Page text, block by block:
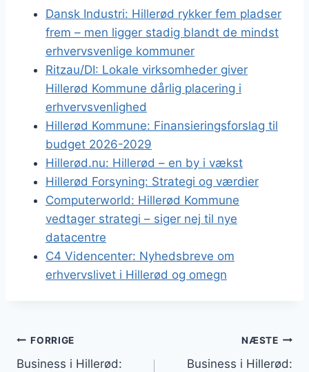
Dansk Industri: Hillerød rykker fem pladser
frem – men ligger stadig blandt de mindst
erhvervsvenlige kommuner
Ritzau/DI: Lokale virksomheder giver
Hillerød Kommune dårlig placering i
erhvervsvenlighed
Hillerød Kommune: Finansieringsforslag til
budget 2026-2029
Hillerød.nu: Hillerød – en by i vækst
Hillerød Forsyning: Strategi og værdier
Computerworld: Hillerød Kommune
vedtager strategi – siger nej til nye
datacentre
C4 Videncenter: Nyhedsbreve om
erhvervslivet i Hillerød og omegn
Indlægsnavigation
FORRIGE
Business i Hillerød:
NÆSTE
Business i Hillerød: